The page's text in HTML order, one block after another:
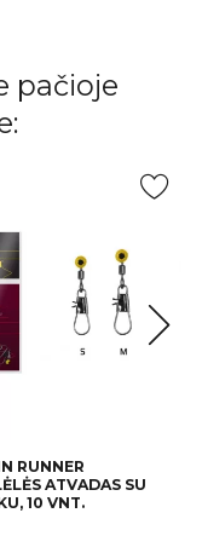
pačioje
RUNNER
ATVADAS SU
10 VNT.